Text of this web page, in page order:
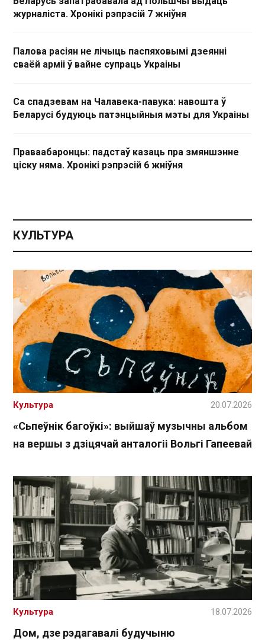
журналіста. Хронікі рэпрэсій 7 жніўня
Палова расіян не лічыць паспяховымі дзеянні
сваёй арміі ў вайне супраць Украіны
Са спадзевам на Чалавека-павука: навошта ў
Беларусі будуюць патэнцыйныя мэты для Украіны
Праваабаронцы: падстаў казаць пра змяншэнне
ціску няма. Хронікі рэпрэсій 6 жніўня
КУЛЬТУРА
«Сьпеўнік багоўкі»: выйшаў музычны альбом
на вершы з дзіцячай анталогіі Вольгі Гапеевай
Культура 20.07.2026
Дом, дзе рэдагавалі будучыню
Культура 18.07.2026